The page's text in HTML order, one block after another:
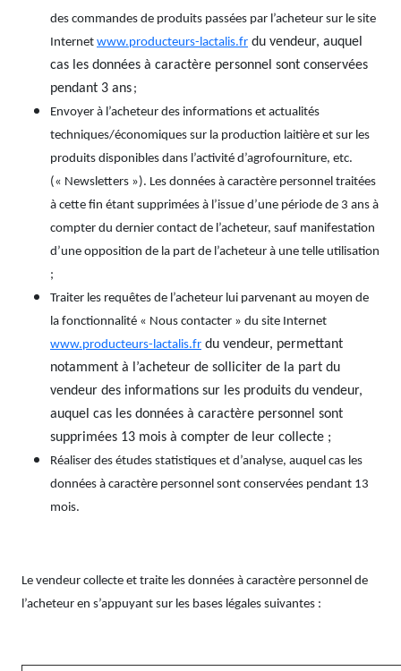
des commandes de produits passées par l’acheteur sur le site
Internet www.producteurs-lactalis.fr du vendeur, auquel
cas les données à caractère personnel sont conservées
pendant 3 ans ;
Envoyer à l’acheteur des informations et actualités
techniques/économiques sur la production laitière et sur les
produits disponibles dans l’activité d’agrofourniture, etc.
(« Newsletters »). Les données à caractère personnel traitées
à cette fin étant supprimées à l’issue d’une période de 3 ans à
compter du dernier contact de l’acheteur, sauf manifestation
d’une opposition de la part de l’acheteur à une telle utilisation
;
Traiter les requêtes de l’acheteur lui parvenant au moyen de
la fonctionnalité « Nous contacter » du site Internet
www.producteurs-lactalis.fr du vendeur, permettant
notamment à l’acheteur de solliciter de la part du
vendeur des informations sur les produits du vendeur,
auquel cas les données à caractère personnel sont
supprimées 13 mois à compter de leur collecte ;
Réaliser des études statistiques et d’analyse, auquel cas les
données à caractère personnel sont conservées pendant 13
mois.
Le vendeur collecte et traite les données à caractère personnel de
l’acheteur en s’appuyant sur les bases légales suivantes :